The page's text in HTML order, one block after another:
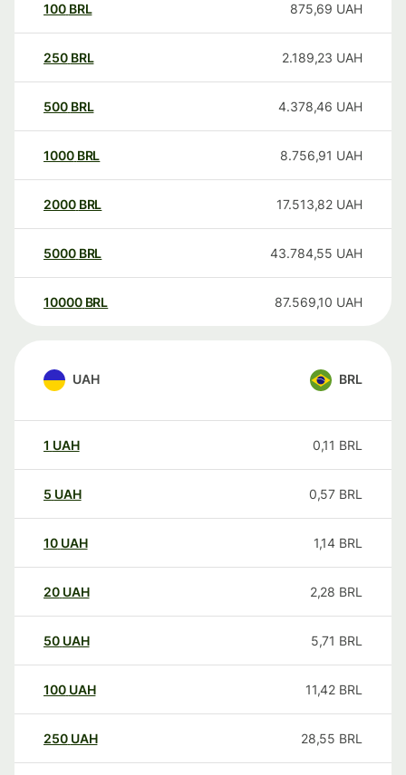
100 BRL 875,69 UAH
250 BRL 2.189,23 UAH
500 BRL 4.378,46 UAH
1000 BRL 8.756,91 UAH
2000 BRL 17.513,82 UAH
5000 BRL 43.784,55 UAH
10000 BRL 87.569,10 UAH
UAH BRL
1 UAH 0,11 BRL
5 UAH 0,57 BRL
10 UAH 1,14 BRL
20 UAH 2,28 BRL
50 UAH 5,71 BRL
100 UAH 11,42 BRL
250 UAH 28,55 BRL